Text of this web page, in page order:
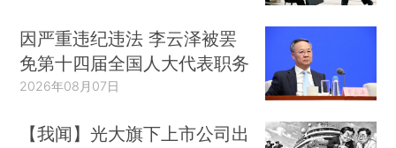
因严重违纪违法 李云泽被罢
免第十四届全国人大代表职务
2026年08月07日
【我闻】光大旗下上市公司出